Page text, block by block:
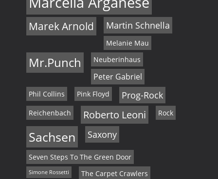
Marek Arnold Martin Schnella
Melanie Mau
Mr.Punch Neuberinhaus
Peter Gabriel
Phil Collins Pink Floyd Prog-Rock
Reichenbach Roberto Leoni Rock
Sachsen Saxony
Seven Steps To The Green Door
Simone Rossetti
The Carpet Crawlers